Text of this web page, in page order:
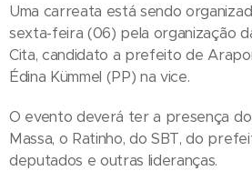
Uma carreata está sendo
sexta-feira (06) pela organização
Cita, candidato a prefeito de
Édina Kümmel (PP) na vice.
O evento deverá ter a presença
Massa, o Ratinho, do SBT, do
deputados e outras lideranças.